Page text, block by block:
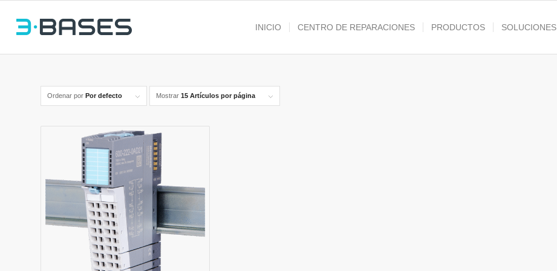
INICIO CENTRO DE REPARACIONES PRODUCTOS SOLUCIONES
Ordenar por Por defecto Mostrar 15 Artículos por página